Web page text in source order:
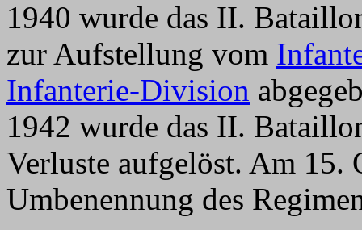
1940 wurde das II.
zur Aufstellung vom
Infanterie-Division
1942 wurde das II.
Verluste aufgelöst. Am 15.
Umbenennung des